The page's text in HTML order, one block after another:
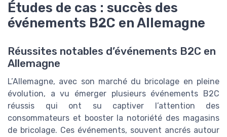
Études de cas : succès des
événements B2C en Allemagne
Réussites notables d’événements B2C en
Allemagne
L’Allemagne, avec son marché du bricolage en pleine
évolution, a vu émerger plusieurs événements B2C
réussis qui ont su captiver l’attention des
consommateurs et booster la notoriété des magasins
de bricolage. Ces événements, souvent ancrés autour